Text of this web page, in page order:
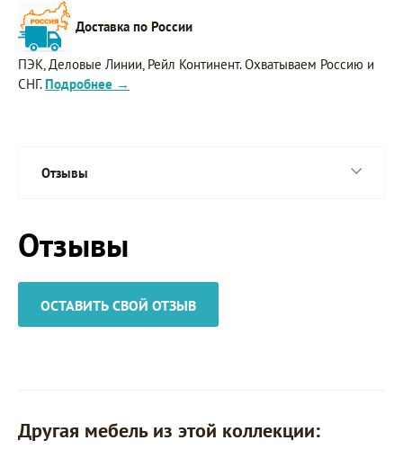
Доставка по России
ПЭК, Деловые Линии, Рейл Континент. Охватываем Россию и
СНГ. Подробнее →
Отзывы
Отзывы
ОСТАВИТЬ СВОЙ ОТЗЫВ
Другая мебель из этой коллекции: